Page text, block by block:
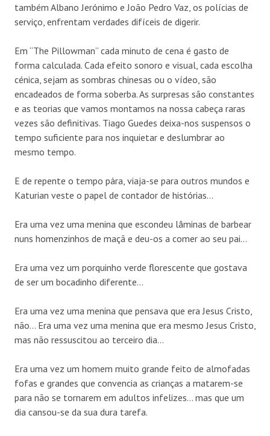
também Albano Jerónimo e João Pedro Vaz, os polícias de
serviço, enfrentam verdades difíceis de digerir.
Em “The Pillowman” cada minuto de cena é gasto de
forma calculada. Cada efeito sonoro e visual, cada escolha
cénica, sejam as sombras chinesas ou o vídeo, são
encadeados de forma soberba. As surpresas são constantes
e as teorias que vamos montamos na nossa cabeça raras
vezes são definitivas. Tiago Guedes deixa-nos suspensos o
tempo suficiente para nos inquietar e deslumbrar ao
mesmo tempo.
E de repente o tempo pára, viaja-se para outros mundos e
Katurian veste o papel de contador de histórias…
Era uma vez uma menina que escondeu lâminas de barbear
nuns homenzinhos de maçã e deu-os a comer ao seu pai…
Era uma vez um porquinho verde florescente que gostava
de ser um bocadinho diferente…
Era uma vez uma menina que pensava que era Jesus Cristo,
não… Era uma vez uma menina que era mesmo Jesus Cristo,
mas não ressuscitou ao terceiro dia…
Era uma vez um homem muito grande feito de almofadas
fofas e grandes que convencia as crianças a matarem-se
para não se tornarem em adultos infelizes… mas que um
dia cansou-se da sua dura tarefa.